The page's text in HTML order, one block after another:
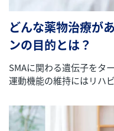
どんな薬物治療が
ンの目的とは？
SMAに関わる遺伝子をタ
運動機能の維持にはリハ